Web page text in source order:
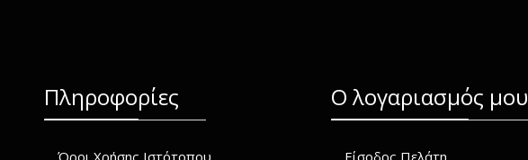
Πληροφορίες
Όροι Χρήσης Ιστότοπου
O λογαριασμός μου
Είσοδος Πελάτη